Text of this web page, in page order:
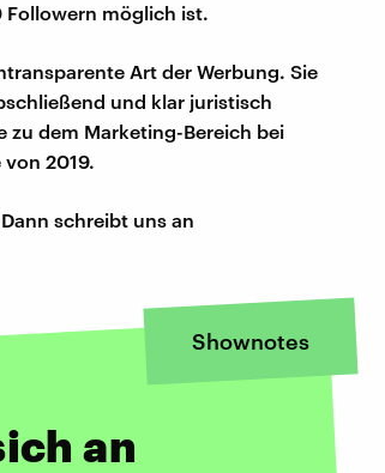
Followern möglich ist.
Art der Werbung. Sie
und klar juristisch
zu dem Marketing-Bereich bei
von 2019.
schreibt uns an
Shownotes
an